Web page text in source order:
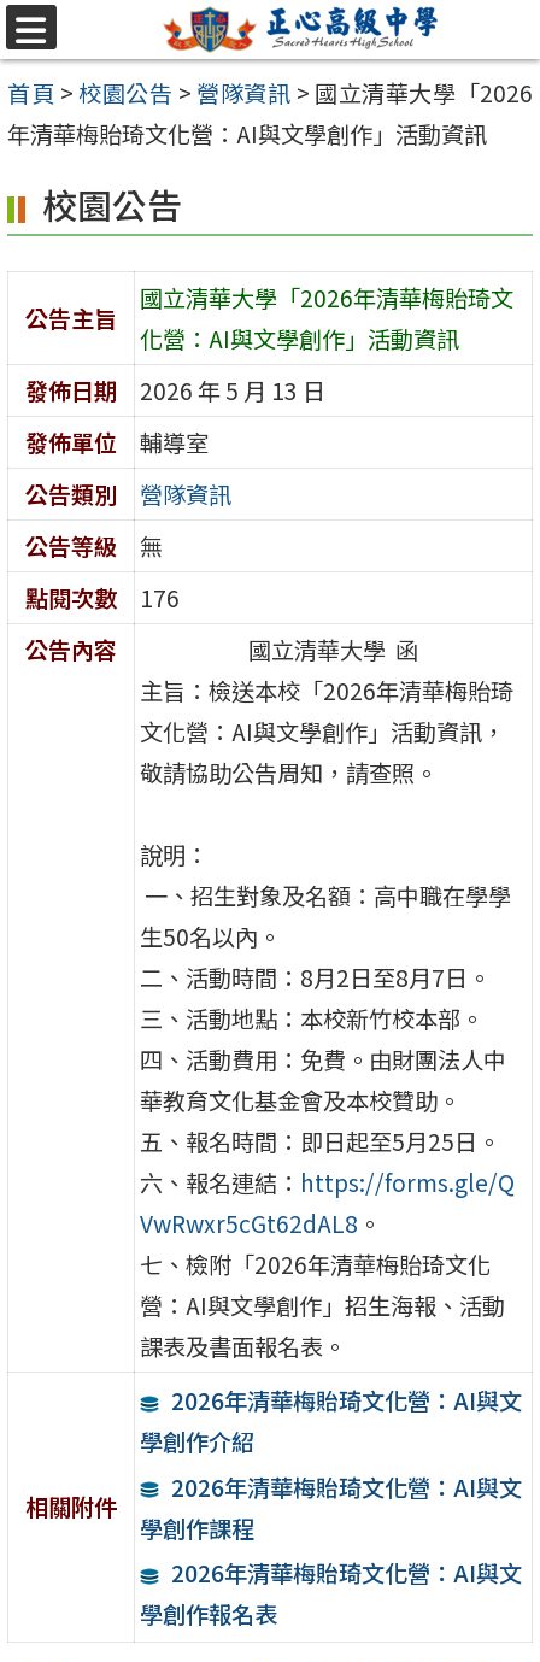
跳至主要內容區
選
單
首頁 >校園公告 > 營隊資訊 > 國立清華大學「2026
年清華梅貽琦文化營：AI與文學創作」活動資訊
校園公告
公告主旨
國立清華大學「2026年清華梅貽琦文
化營：AI與文學創作」活動資訊
發佈日期
2026 年 5 月 13 日
發佈單位
輔導室
公告類別
營隊資訊
公告等級
無
點閱次數
176
公告內容
國立清華大學 函
主旨：檢送本校「2026年清華梅貽琦
文化營：AI與文學創作」活動資訊，
敬請協助公告周知，請查照。
說明：
一、招生對象及名額：高中職在學學
生50名以內。
二、活動時間：8月2日至8月7日。
三、活動地點：本校新竹校本部。
四、活動費用：免費。由財團法人中
華教育文化基金會及本校贊助。
五、報名時間：即日起至5月25日。
六、報名連結： https://forms.gle/Q
VwRwxr5cGt62dAL8 。
七、檢附「2026年清華梅貽琦文化
營：AI與文學創作」招生海報、活動
課表及書面報名表。
相關附件
2026年清華梅貽琦文化營：AI與文
學創作介紹
2026年清華梅貽琦文化營：AI與文
學創作課程
2026年清華梅貽琦文化營：AI與文
學創作報名表